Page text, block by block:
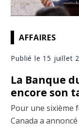
AFFAIRES
Publié le 15 juillet
La Banque
encore son
Pour une sixième
Canada a